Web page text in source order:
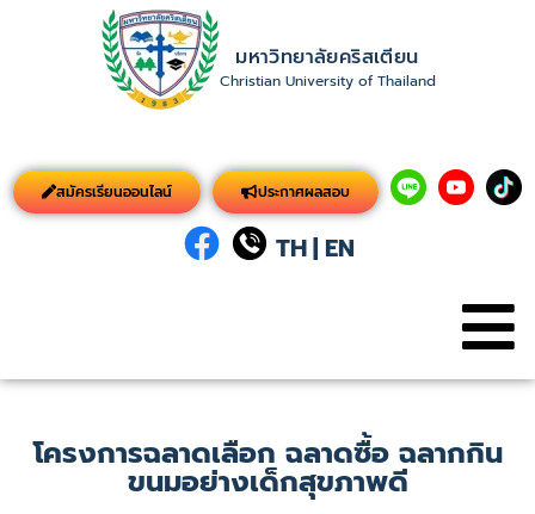
มหาวิทยาลัยคริสเตียน
Christian University of Thailand
สมัครเรียนออนไลน์ ประกาศผลสอบ
TH| EN
โครงการฉลาดเลือก ฉลาดซื้อ ฉลากกิน
ขนมอย่างเด็กสุขภาพดี